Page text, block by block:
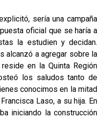
sería una campaña
oficial que se haría a
la estudien y decidan.
alcanzó a agregar sobre la
en la Quinta Región
los saludos tanto de
conocimos en la mitad
Laso, a su hija. En
iniciando la construcción